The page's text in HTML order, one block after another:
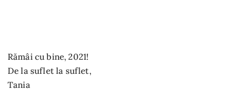
Rămâi cu bine, 2021!
De la suflet la suflet,
Tania